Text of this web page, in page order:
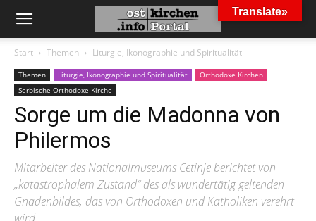
Start Themen Liturgie, Ikonographie und Spiritualität
Themen Liturgie, Ikonographie und Spiritualität
Orthodoxe Kirchen
Serbische Orthodoxe Kirche
Sorge um die Madonna von
Philermos
Mitarbeiter des Nationalmuseums Cetinje berichtet von
„katastrophalem Zustand“ des als wundertätig geltenden
Gnadenbildes, das von Orthodoxen und Katholiken verehrt
Translate»